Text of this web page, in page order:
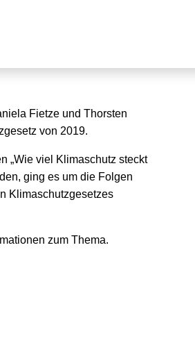
Fietze und Thorsten
von 2019.
„Wie viel Klimaschutz steckt
ging es um die Folgen
Klimaschutzgesetzes
zum Thema.